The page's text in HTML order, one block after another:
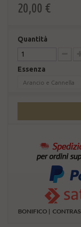
20,00 €
Quantità
Essenza
Arancio e Cannella